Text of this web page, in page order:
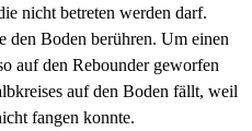
nicht betreten werden darf.
Boden berühren. Um einen
auf den Rebounder geworfen
auf den Boden fällt, weil
fangen konnte.